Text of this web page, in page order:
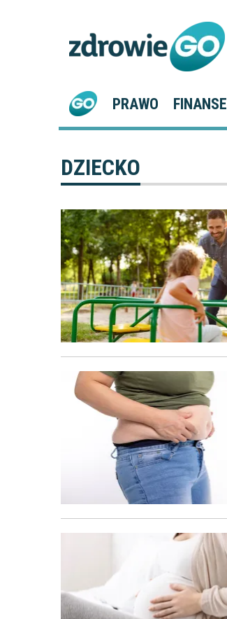
PRAWO FINANSE
DZIECKO